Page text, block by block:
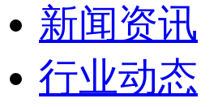
新闻资讯
行业动态